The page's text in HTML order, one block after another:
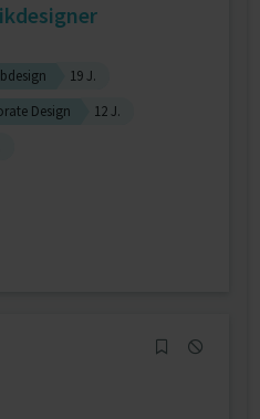
19 J.
Design
12 J.